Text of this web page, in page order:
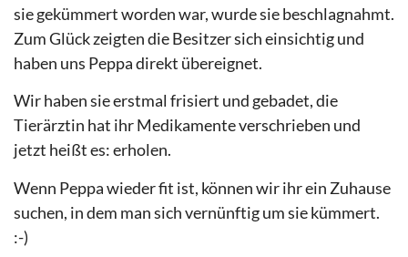
sie gekümmert worden war, wurde sie beschlagnahmt.
Zum Glück zeigten die Besitzer sich einsichtig und
haben uns Peppa direkt übereignet.
Wir haben sie erstmal frisiert und gebadet, die
Tierärztin hat ihr Medikamente verschrieben und
jetzt heißt es: erholen.
Wenn Peppa wieder fit ist, können wir ihr ein Zuhause
suchen, in dem man sich vernünftig um sie kümmert.
:-)